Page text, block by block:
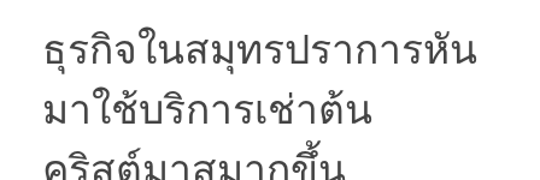
ธุรกิจในสมุทรปราการหัน
มาใช้บริการเช่าต้น